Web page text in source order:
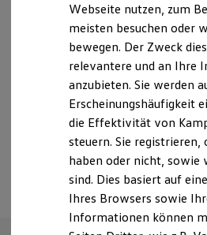
Laden
Laden unterwegs
Laden Zuhause
Ladestationen finden
Ladezeitensimulator
Batterie
Sicherheit
Garantie und
Nachhaltigkeit
Technologie
Kosten und Kauf
Verbrauchskosten
Kaufoptionen
E-Auto-Förderung
Software und
info.laa@loehrgruppe.de
+49 2632 96320
Sonntag
Webseite nutzen, zum
meisten besuchen oder
bewegen. Der Zweck
relevantere und an Ihre
anzubieten. Sie werden
Erscheinungshäufigkeit
die Effektivität von
steuern. Sie registrieren,
haben oder nicht, sowie
sind. Dies basiert auf
Ihres Browsers sowie
Informationen können